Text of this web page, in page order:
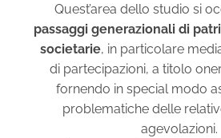
Quest’area dello studio si
passaggi generazionali di
societarie, in particolare
di partecipazioni, a titolo
fornendo in special modo
problematiche delle
agevolazioni.